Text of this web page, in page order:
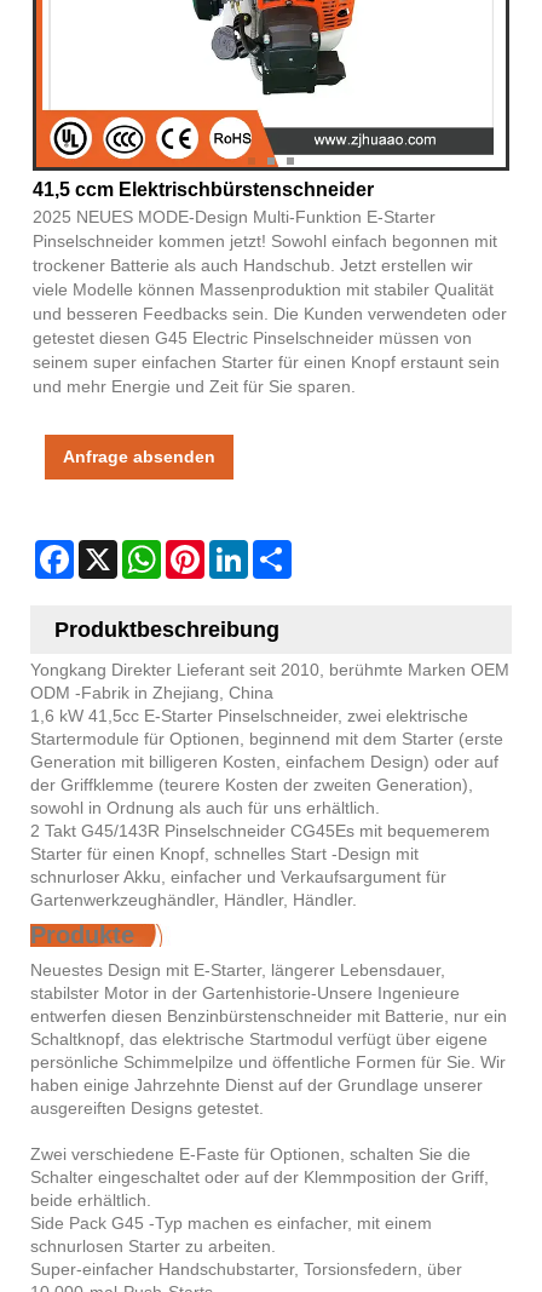
41,5 ccm Elektrischbürstenschneider
2025 NEUES MODE-Design Multi-Funktion E-Starter
Pinselschneider kommen jetzt! Sowohl einfach begonnen mit
trockener Batterie als auch Handschub. Jetzt erstellen wir
viele Modelle können Massenproduktion mit stabiler Qualität
und besseren Feedbacks sein. Die Kunden verwendeten oder
getestet diesen G45 Electric Pinselschneider müssen von
seinem super einfachen Starter für einen Knopf erstaunt sein
und mehr Energie und Zeit für Sie sparen.
Anfrage absenden
Facebook
X WhatsAppPinterestLinkedIn
Produktbeschreibung
Yongkang Direkter Lieferant seit 2010, berühmte Marken OEM
ODM -Fabrik in Zhejiang, China
1,6 kW 41,5cc E-Starter Pinselschneider, zwei elektrische
Startermodule für Optionen, beginnend mit dem Starter (erste
Generation mit billigeren Kosten, einfachem Design) oder auf
der Griffklemme (teurere Kosten der zweiten Generation),
sowohl in Ordnung als auch für uns erhältlich.
2 Takt G45/143R Pinselschneider CG45Es mit bequemerem
Starter für einen Knopf, schnelles Start -Design mit
schnurloser Akku, einfacher und Verkaufsargument für
Gartenwerkzeughändler, Händler, Händler.
Produkte
Neuestes Design mit E-Starter, längerer Lebensdauer,
stabilster Motor in der Gartenhistorie-Unsere Ingenieure
entwerfen diesen Benzinbürstenschneider mit Batterie, nur ein
Schaltknopf, das elektrische Startmodul verfügt über eigene
persönliche Schimmelpilze und öffentliche Formen für Sie. Wir
haben einige Jahrzehnte Dienst auf der Grundlage unserer
ausgereiften Designs getestet.
Zwei verschiedene E-Faste für Optionen, schalten Sie die
Schalter eingeschaltet oder auf der Klemmposition der Griff,
beide erhältlich.
Side Pack G45 -Typ machen es einfacher, mit einem
schnurlosen Starter zu arbeiten.
Super-einfacher Handschubstarter, Torsionsfedern, über